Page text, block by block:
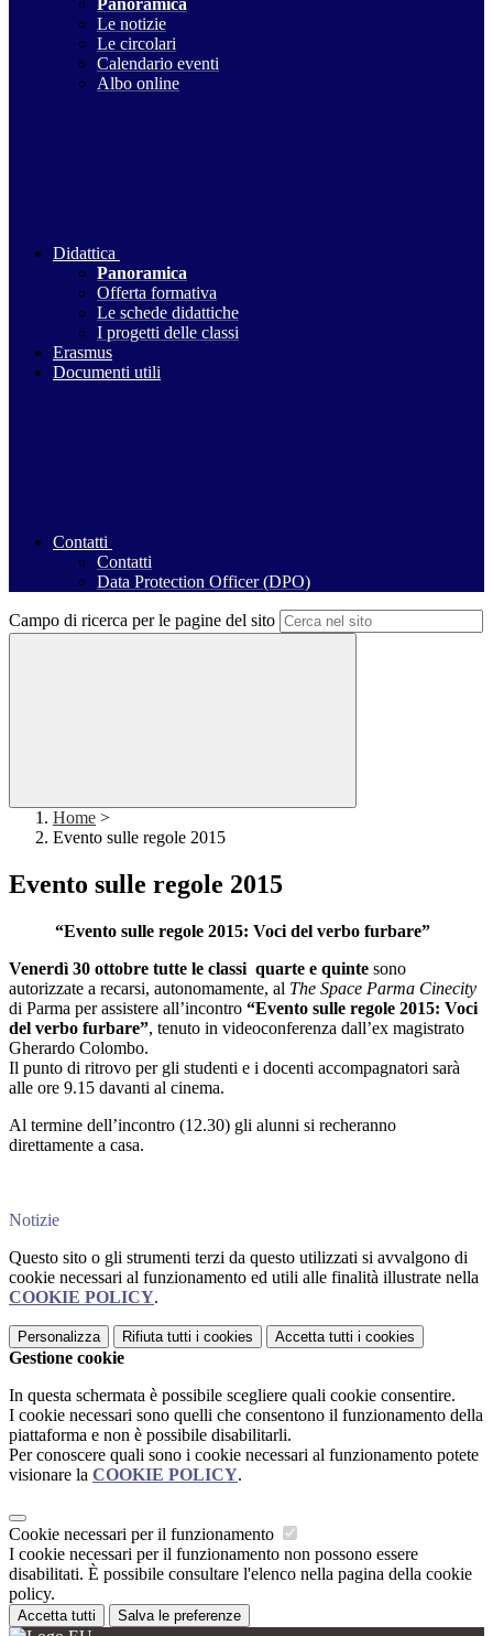
Panoramica
Le notizie
Le circolari
Calendario eventi
Albo online
Didattica
Panoramica
Offerta formativa
Le schede didattiche
I progetti delle classi
Erasmus
Documenti utili
Contatti
Contatti
Data Protection Officer (DPO)
Campo di ricerca per le pagine del sito
Home >
Evento sulle regole 2015
Evento sulle regole 2015
“Evento sulle regole 2015: Voci del verbo furbare”
Venerdì 30 ottobre tutte le classi quarte e quinte sono
autorizzate a recarsi, autonomamente, al The Space Parma Cinecity
di Parma per assistere all’incontro “Evento sulle regole 2015: Voci
del verbo furbare”, tenuto in videoconferenza dall’ex magistrato
Gherardo Colombo.
Il punto di ritrovo per gli studenti e i docenti accompagnatori sarà
alle ore 9.15 davanti al cinema.
Al termine dell’incontro (12.30) gli alunni si recheranno
direttamente a casa.
Notizie
Questo sito o gli strumenti terzi da questo utilizzati si avvalgono di
cookie necessari al funzionamento ed utili alle finalità illustrate nella
COOKIE POLICY.
Personalizza Rifiuta tutti i cookies Accetta tutti i cookies
Gestione cookie
In questa schermata è possibile scegliere quali cookie consentire.
I cookie necessari sono quelli che consentono il funzionamento della
piattaforma e non è possibile disabilitarli.
Per conoscere quali sono i cookie necessari al funzionamento potete
visionare la COOKIE POLICY.
Cookie necessari per il funzionamento
I cookie necessari per il funzionamento non possono essere
disabilitati. È possibile consultare l'elenco nella pagina della cookie
policy.
Accetta tutti Salva le preferenze